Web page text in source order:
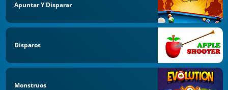
Apuntar Y Disparar
Disparos
Monstruos